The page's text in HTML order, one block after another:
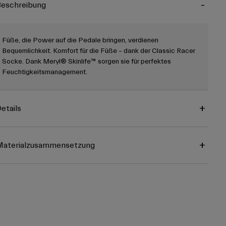
Füße, die Power auf die Pedale bringen, verdienen
Bequemlichkeit. Komfort für die Füße – dank der Classic Racer
Socke. Dank Meryl® Skinlife™ sorgen sie für perfektes
Feuchtigkeitsmanagement.